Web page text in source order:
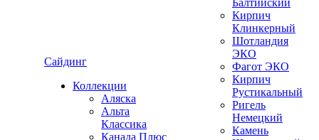
Сайдинг
Коллекции
Аляска
Альта
Классика
Канада Плюс
Балтийский
Кирпич
Клинкерный
Шотландия
ЭКО
Фагот ЭКО
Кирпич
Рустикальный
Ригель
Немецкий
Камень